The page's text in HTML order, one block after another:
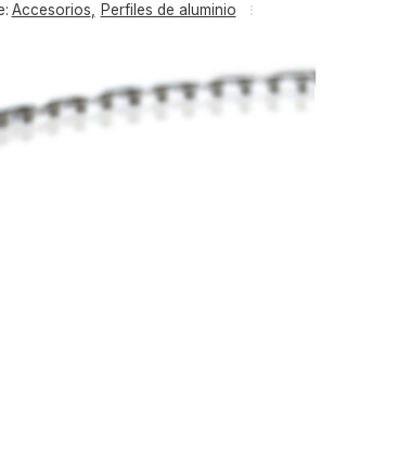
Accesorios
Perfiles de aluminio